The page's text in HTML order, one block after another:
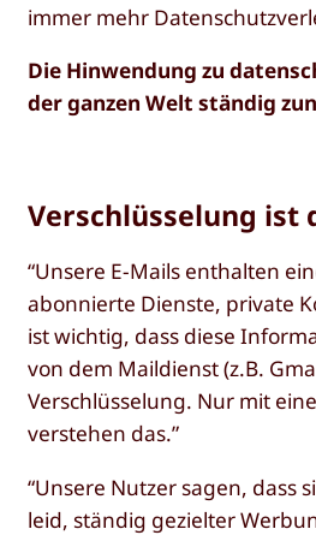
immer mehr
Die Hinwendung zu
der ganzen Welt ständig
Verschlüsselung ist
“Unsere E-Mails enthalten
abonnierte Dienste, private
ist wichtig, dass diese
von dem Maildienst (z.B.
Verschlüsselung. Nur mit
verstehen das.”
“Unsere Nutzer sagen, dass
leid, ständig gezielter